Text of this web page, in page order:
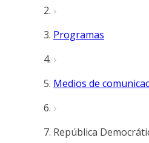
Programas
Medios de
República